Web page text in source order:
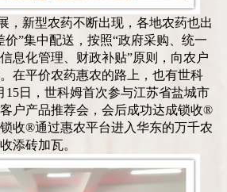
，新型农药不断出现，各地农药也出
价”集中配送，按照“政府采购、统一
息化管理、财政补贴”原则，向农户
在平价农药惠农的路上，也有世科
15日，世科姆首次参与江苏省盐城市
户产品推荐会，会后成功达成锁收®
收®通过惠农平台进入华东的万千农
添砖加瓦。